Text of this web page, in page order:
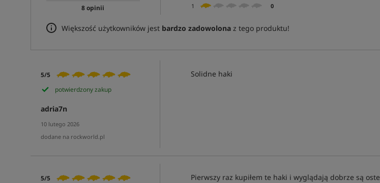
8 opinii
1
0
Większość użytkowników jest bardzo zadowolonaz tego produktu!
5/5
potwierdzony zakup
adria7n
10 lutego 2026
dodane na rockworld.pl
Solidne haki
5/5
Pierwszy raz kupiłem te haki i wyglądają dobrze są oste